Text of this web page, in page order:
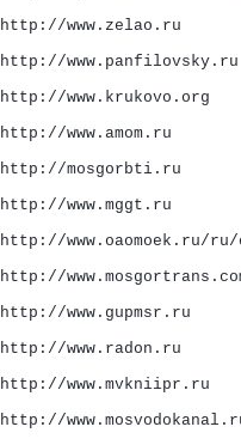
http://www.zelao.ru
http://www.panfilovsky.ru
http://www.krukovo.org
http://www.amom.ru
http://mosgorbti.ru
http://www.mggt.ru
http://www.oaomoek.ru/
http://
http://www.gupmsr.ru
http://www.radon.ru
http://www.mvkniipr.ru
http://